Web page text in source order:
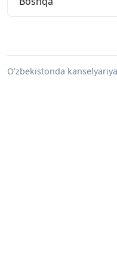
O'zbekistonda